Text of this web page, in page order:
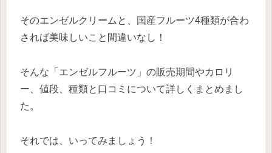
そのエンゼルクリームと、国産フルーツ4種類が合わ
されば美味しいこと間違いなし！
そんな「エンゼルフルーツ」の販売期間やカロリ
ー、値段、種類と口コミについて詳しくまとめまし
た。
それでは、いってみましょう！